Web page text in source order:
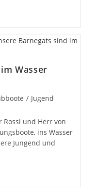
Wasser
/ Jugend
Rossi und Herr von
ins Wasser
Jungend und